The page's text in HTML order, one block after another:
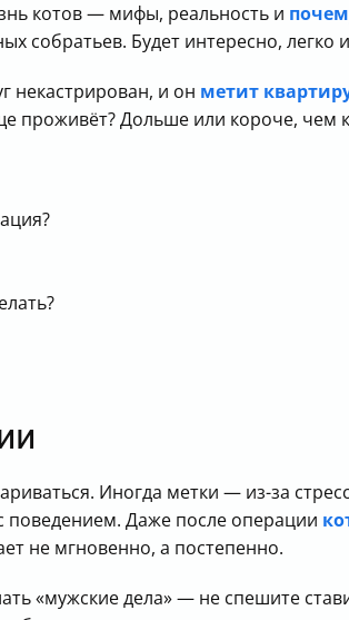
котов — мифы, реальность и
собратьев. Будет интересно, легко
некастрирован, и он метит
проживёт? Дольше или короче, чем
Иногда метки — из-за
Даже после операции
не мгновенно, а постепенно.
«мужские дела» — не спешите